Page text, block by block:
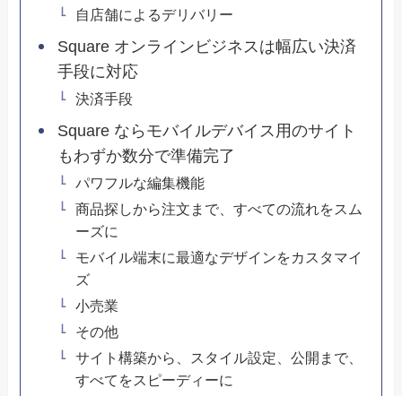
自店舗によるデリバリー
Square オンラインビジネスは幅広い決済
手段に対応
決済手段
Square ならモバイルデバイス用のサイト
もわずか数分で準備完了
パワフルな編集機能
商品探しから注文まで、すべての流れをスム
ーズに
モバイル端末に最適なデザインをカスタマイ
ズ
小売業
その他
サイト構築から、スタイル設定、公開まで、
すべてをスピーディーに